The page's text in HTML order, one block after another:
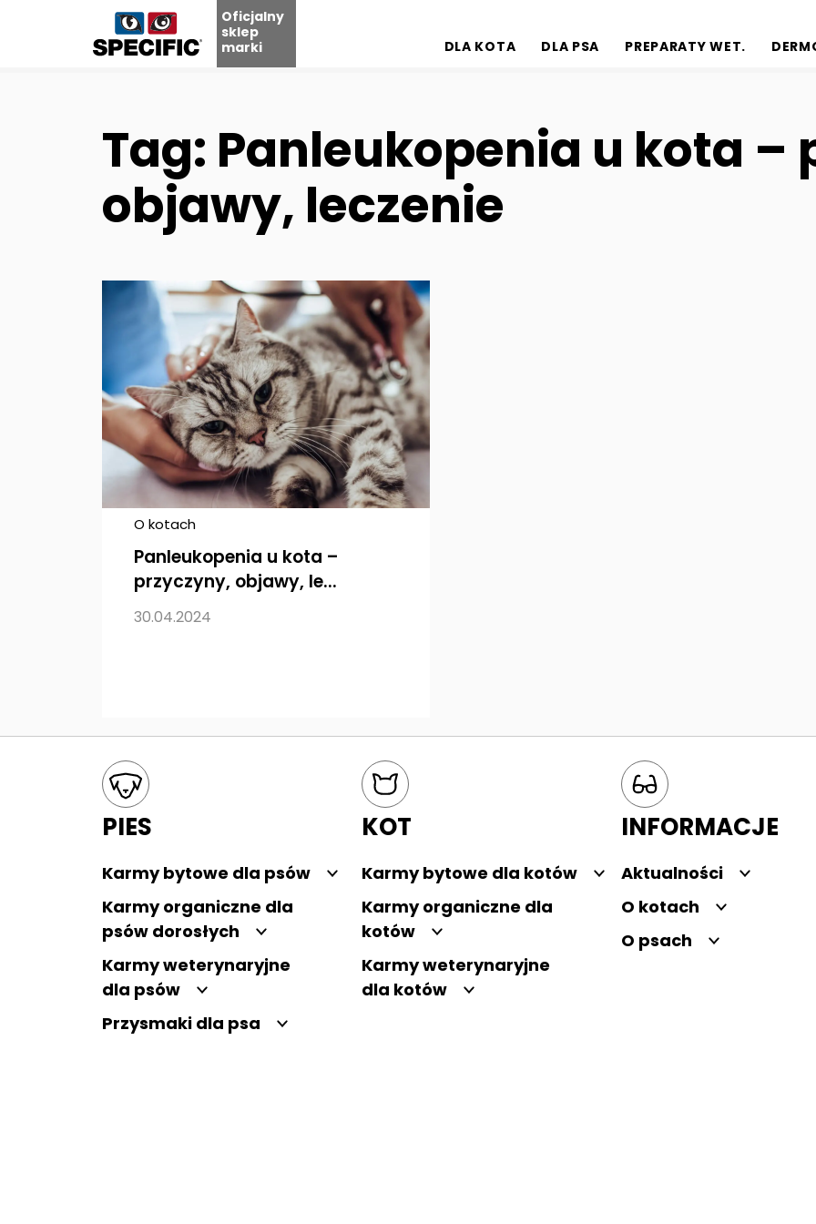
Oficjalny
sklep
marki
DLA KOTA
DLA PSA PREPARATY WET.
Tag: Panleukopenia u kota –
objawy, leczenie
O kotach
Panleukopenia u kota –
przyczyny, objawy, le...
30.04.2024
Mapa kategorii
PIES
Karmy bytowe dla psów
Karmy organiczne dla
psów dorosłych
Karmy weterynaryjne
dla psów
Przysmaki dla psa
KOT
Karmy bytowe dla kotów
Karmy organiczne dla
kotów
Karmy weterynaryjne
dla kotów
INFORMACJE
Aktualności
O kotach
O psach